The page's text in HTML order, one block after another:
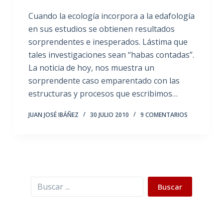
Cuando la ecología incorpora a la edafología
en sus estudios se obtienen resultados
sorprendentes e inesperados. Lástima que
tales investigaciones sean “habas contadas”.
La noticia de hoy, nos muestra un
sorprendente caso emparentado con las
estructuras y procesos que escribimos…
JUAN JOSÉ IBÁÑEZ 30 JULIO 2010 9 COMENTARIOS
Buscar Buscar